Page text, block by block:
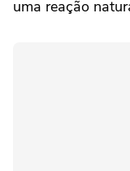
uma reação